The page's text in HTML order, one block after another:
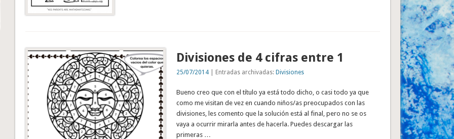
Divisiones de 4 cifras entre 1
25/07/2014| Entradas archivadas: Divisiones
Bueno creo que con el título ya está todo dicho, o casi todo ya que
como me visitan de vez en cuando niños/as preocupados con las
divisiones, les comento que la solución está al final, pero no se os
vaya a ocurrir mirarla antes de hacerla. Puedes descargar las
primeras …